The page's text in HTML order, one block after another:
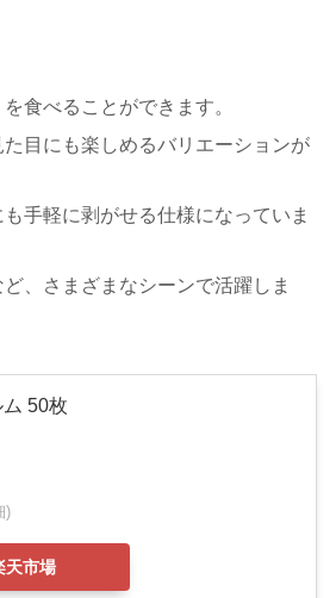
食べることができます。
目にも楽しめるバリエーションが
手軽に剥がせる仕様になっていま
、さまざまなシーンで活躍しま
50枚
)
天市場